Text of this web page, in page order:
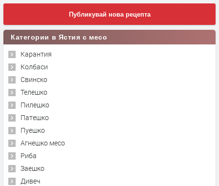
Публикувай нова рецепта
Категории в Ястия с месо
Карантия
Колбаси
Свинско
Телешко
Пилешко
Патешко
Пуешко
Агнешко месо
Риба
Заешко
Дивеч